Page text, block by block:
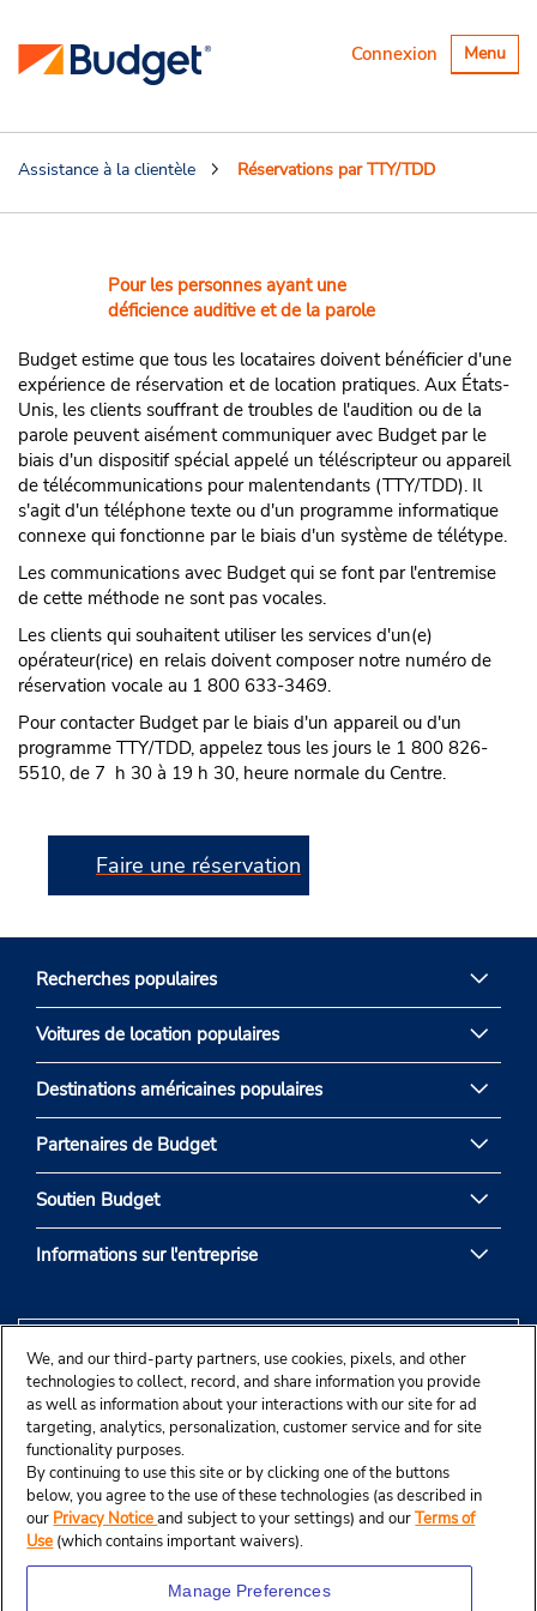
Basculer
la
Menu
Connexion
Assistance à la clientèle Réservations par TTY/TDD
Pour les personnes ayant une
déficience auditive et de la parole
Budget estime que tous les locataires doivent bénéficier d'une
expérience de réservation et de location pratiques. Aux États-
Unis, les clients souffrant de troubles de l'audition ou de la
parole peuvent aisément communiquer avec Budget par le
biais d'un dispositif spécial appelé un téléscripteur ou appareil
de télécommunications pour malentendants (TTY/TDD). Il
s'agit d'un téléphone texte ou d'un programme informatique
connexe qui fonctionne par le biais d'un système de télétype.
Les communications avec Budget qui se font par l'entremise
de cette méthode ne sont pas vocales.
Les clients qui souhaitent utiliser les services d'un(e)
opérateur(rice) en relais doivent composer notre numéro de
réservation vocale au 1 800 633-3469.
Pour contacter Budget par le biais d'un appareil ou d'un
programme TTY/TDD, appelez tous les jours le 1 800 826-
5510, de 7 h 30 à 19 h 30, heure normale du Centre.
Faire une réservation
Recherches populaires
Voitures de location populaires
Destinations américaines populaires
Partenaires de Budget
Soutien Budget
Informations sur l'entreprise
We, and our third-party partners, use cookies, pixels, and other
technologies to collect, record, and share information you provide
as well as information about your interactions with our site for ad
targeting, analytics, personalization, customer service and for site
functionality purposes.
By continuing to use this site or by clicking one of the buttons
below, you agree to the use of these technologies (as described in
our Privacy Noticeand subject to your settings) and ourTerms of
Use (which contains important waivers).
Manage Preferences